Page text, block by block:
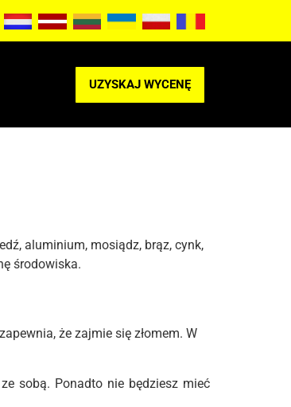
UZYSKAJ WYCENĘ
aluminium, mosiądz, brąz, cynk,
środowiska.
że zajmie się złomem. W
sobą. Ponadto nie będziesz mieć